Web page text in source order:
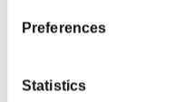
Preferences
Statistics